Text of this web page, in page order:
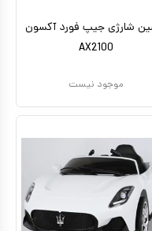
شارژی جیپ فورد آکسون
AX2100
موجود نیست